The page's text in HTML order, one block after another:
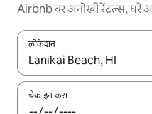
Airbnb वर अनोखी रेंटल्स, घरे
लोकेशन
जेव्हा परिणाम उपलब्ध असतील,
चेक इन करा